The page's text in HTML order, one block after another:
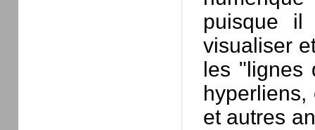
puisque
visualiser
les "lignes
hyperliens,
et autres